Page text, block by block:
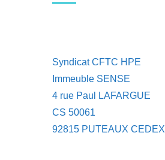
Syndicat CFTC HPE
Immeuble SENSE
4 rue Paul LAFARGUE
CS 50061
92815 PUTEAUX CEDEX